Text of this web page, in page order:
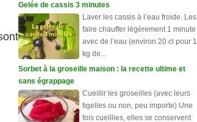
Gelée de cassis 3 minutes
Laver les cassis à l’eau froide. Les
faire chauffer légèrement 1 minute
avec de l’eau (environ 20 cl pour 1
kg de...
Sorbet à la groseille maison : la recette ultime et
sans égrappage
Cueillir les groseilles (avec leurs
tigelles ou non, peu importe) Une
fois cueillies, elles se conservent